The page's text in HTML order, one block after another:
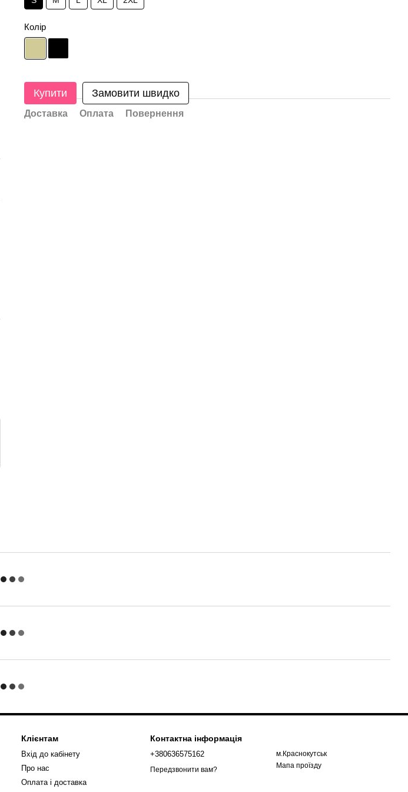
Колір
Купити Замовити швидко
Доставка Оплата Повернення
Клієнтам
Вхід до кабінету
Про нас
Оплата і доставка
Контактна інформація
+380636575162
Передзвонити вам?
м.Краснокутськ
Мапа проїзду